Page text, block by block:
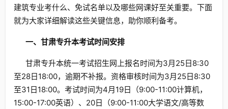
建筑专业考什么、免试名单以及哪些网课好至关重要。下面
就为大家详细解读这些关键信息，助你顺利备考。
一、甘肃专升本考试时间安排
甘肃专升本统一考试招生网上报名时间为3月25日8:30
至28日18:00，逾期不补报。资格审核时间为3月25日8:30
至31日18:00。考试时间为4月19日（9:00-11:00计算机，
15:00-17:00英语）、20日（9:00-11:00大学语文/高等数